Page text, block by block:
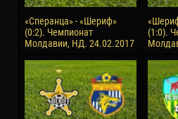
«Сперанца» - «Шериф»
(0:2). Чемпионат
Молдавии, НД. 24.02.2017
(1:0).